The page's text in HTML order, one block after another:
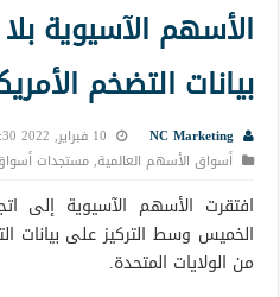
الأسهم الآسيوية
بيانات التضخم
NC Marketing
10 فبراير, 2022 12:30 م
أسواق الأسهم العالمية,مستجدات
افتقرت الأسهم الآسيوية إلى
الخميس وسط التركيز على بيانات
من الولايات المتحدة.